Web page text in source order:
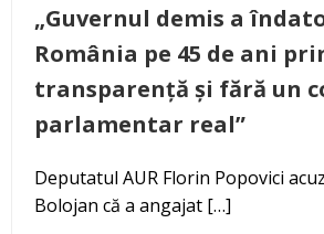
„Guvernul demis a
România pe 45 de ani
transparență și fără un
parlamentar real”
Deputatul AUR Florin Popovici
Bolojan că a angajat […]